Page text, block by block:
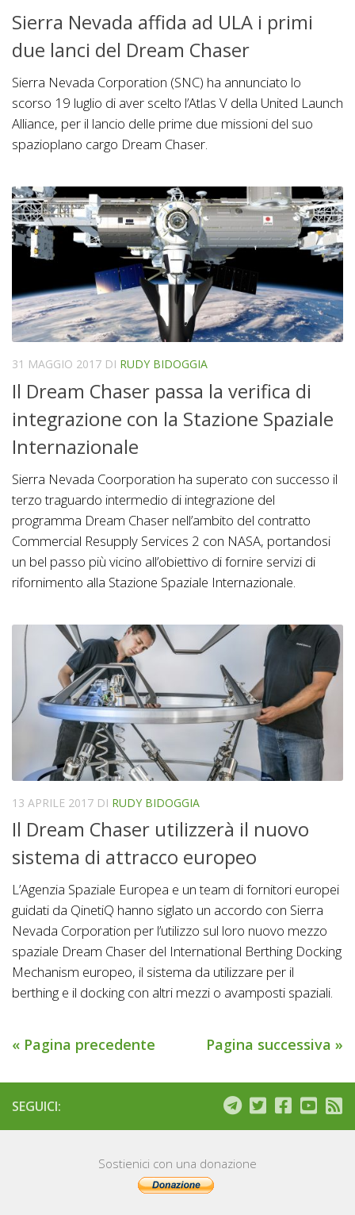
Sierra Nevada affida ad ULA i primi
due lanci del Dream Chaser
Sierra Nevada Corporation (SNC) ha annunciato lo
scorso 19 luglio di aver scelto l’Atlas V della United Launch
Alliance, per il lancio delle prime due missioni del suo
spazioplano cargo Dream Chaser.
31 MAGGIO 2017 DI RUDY BIDOGGIA
Il Dream Chaser passa la verifica di
integrazione con la Stazione Spaziale
Internazionale
Sierra Nevada Coorporation ha superato con successo il
terzo traguardo intermedio di integrazione del
programma Dream Chaser nell’ambito del contratto
Commercial Resupply Services 2 con NASA, portandosi
un bel passo più vicino all’obiettivo di fornire servizi di
rifornimento alla Stazione Spaziale Internazionale.
13 APRILE 2017 DI RUDY BIDOGGIA
Il Dream Chaser utilizzerà il nuovo
sistema di attracco europeo
L’Agenzia Spaziale Europea e un team di fornitori europei
guidati da QinetiQ hanno siglato un accordo con Sierra
Nevada Corporation per l’utilizzo sul loro nuovo mezzo
spaziale Dream Chaser del International Berthing Docking
Mechanism europeo, il sistema da utilizzare per il
berthing e il docking con altri mezzi o avamposti spaziali.
« Pagina precedente Pagina successiva »
SEGUICI:
Sostienici con una donazione